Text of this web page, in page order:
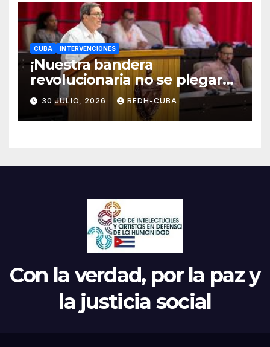
CUBA INTERVENCIONES
¡Nuestra bandera
revolucionaria no se plegará
jamás! Por Bruno Rodríguez
Parrilla
30 JULIO, 2026 REDH-CUBA
Con la verdad, por la paz y
la justicia social